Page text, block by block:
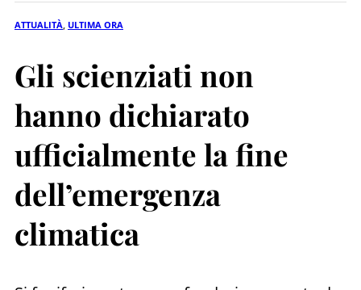
ATTUALITÀ ULTIMA ORA
Gli scienziati non
hanno dichiarato
ufficialmente la fine
dell’emergenza
climatica